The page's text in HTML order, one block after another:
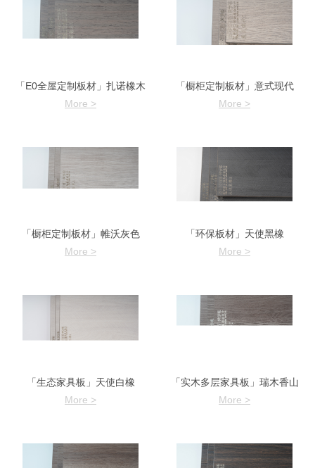
「E0全屋定制板材」扎诺橡木
More >
「橱柜定制板材」意式现代
More >
「橱柜定制板材」帷沃灰色
More >
「环保板材」天使黑橡
More >
「生态家具板」天使白橡
More >
「实木多层家具板」瑞木香山
More >